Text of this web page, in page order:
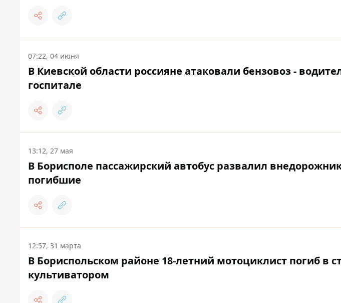
07:22, 04 июня
В Киевской области россияне атаковали бензовоз -
госпитале
13:12, 27 мая
В Борисполе пассажирский автобус развалил
погибшие
12:57, 31 марта
В Бориспольском районе 18-летний мотоциклист погиб в
культиватором